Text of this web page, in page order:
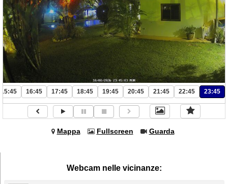
15:45 16:45 17:45 18:45 19:45 20:45 21:45 22:45 23:45
Mappa Fullscreen Guarda
Webcam nelle vicinanze: